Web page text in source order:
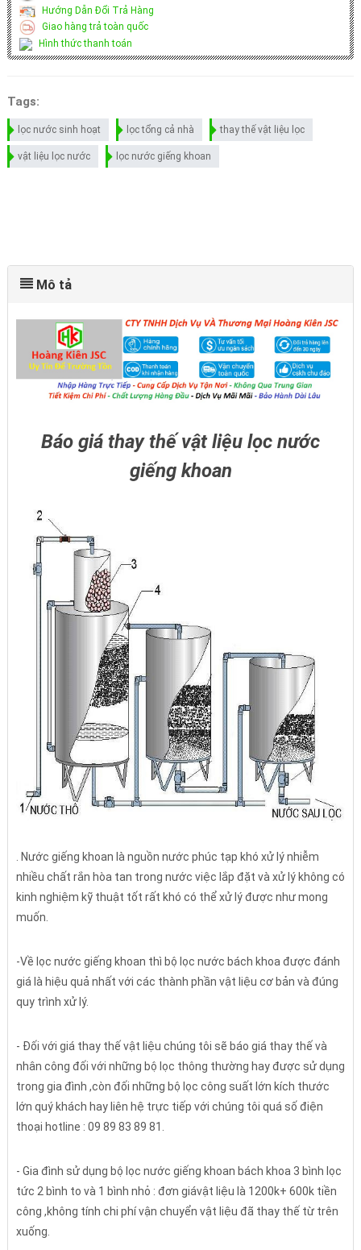
Hướng Dẫn Đổi Trả Hàng
Giao hàng trả toàn quốc
Hình thức thanh toán
Tags:
lọc nước sinh hoạt lọc tổng cả nhà thay thế vật liệu lọc
vật liệu lọc nước lọc nước giếng khoan
Mô tả
Báo giá thay thế vật liệu lọc nước
giếng khoan
. Nước giếng khoan là nguồn nước phúc tạp khó xử lý nhiễm
nhiều chất rắn hòa tan trong nước việc lắp đặt và xử lý không có
kinh nghiệm kỹ thuật tốt rất khó có thể xử lý được như mong
muốn.
-Về lọc nước giếng khoan thì bộ lọc nước bách khoa được đánh
giá là hiệu quả nhất với các thành phần vật liệu cơ bản và đúng
quy trình xử lý.
- Đối với giá thay thế vật liệu chúng tôi sẽ báo giá thay thế và
nhân công đối với những bộ lọc thông thường hay được sử dụng
trong gia đình ,còn đối những bộ lọc công suất lớn kích thước
lớn quý khách hay liên hệ trực tiếp với chúng tôi quá số điện
thoại hotline : 09 89 83 89 81.
- Gia đình sử dụng bộ lọc nước giếng khoan bách khoa 3 bình lọc
tức 2 bình to và 1 bình nhỏ : đơn giávật liệu là 1200k+ 600k tiền
công ,không tính chi phí vận chuyển vật liệu đã thay thế từ trên
xuống.